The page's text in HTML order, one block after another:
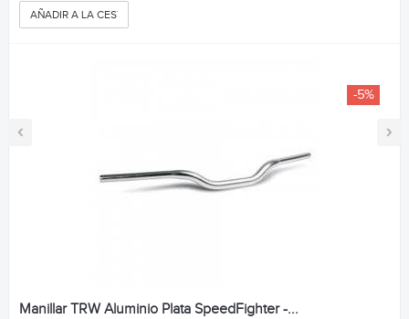
‹ ›
AÑADIR A LA CESTA
-5%
Manillar TRW Aluminio Plata SpeedFighter -...